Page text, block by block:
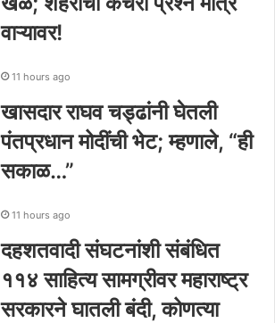
वाऱ्यावर!
11 hours ago
खासदार राघव चड्ढांनी घेतली
पंतप्रधान मोदींची भेट; म्हणाले, “ही
सकाळ…”
11 hours ago
दहशतवादी संघटनांशी संबंधित
११४ साहित्य सामग्रीवर महाराष्ट्र
सरकारने घातली बंदी, कोणत्या